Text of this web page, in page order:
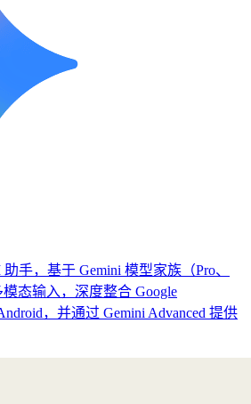
手，基于 Gemini 模型家族（Pro、
态输入，深度整合 Google
，并通过 Gemini Advanced 提供